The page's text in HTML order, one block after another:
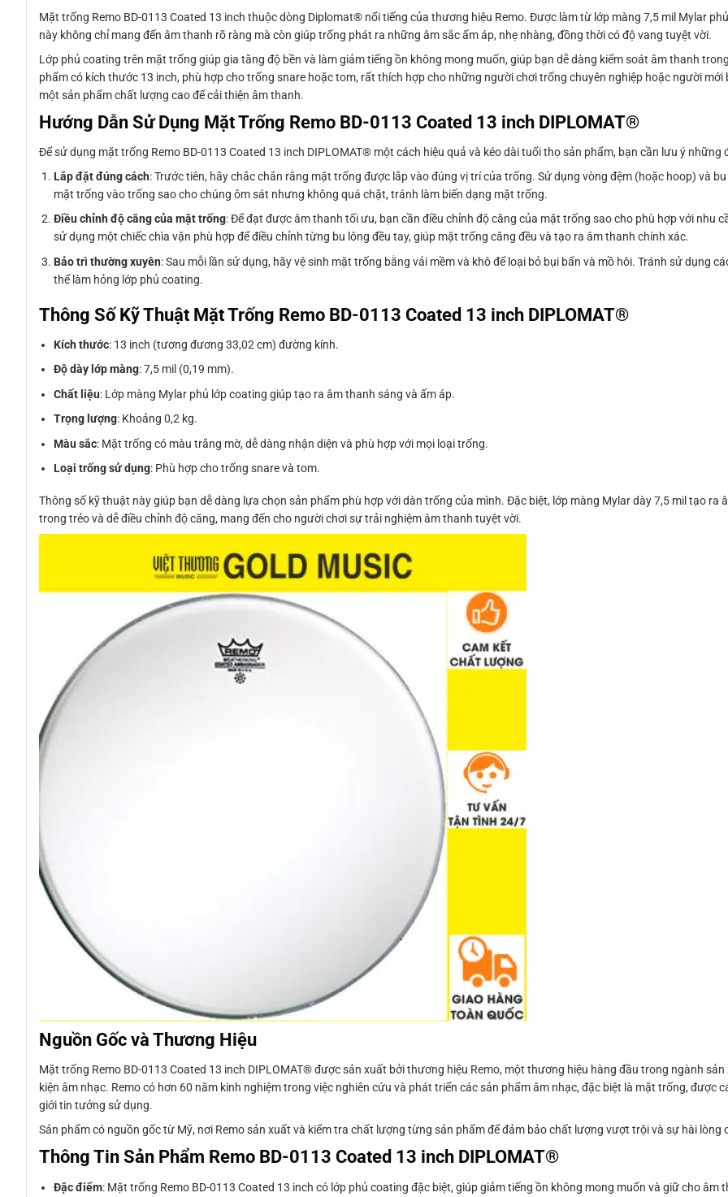
Mặt trống Remo BD-0113 Coated 13 inch thuộc dòng Diplomat® nổi tiếng của thương hiệu Remo. Được làm từ lớp màng 7,5 mil Mylar
này không chỉ mang đến âm thanh rõ ràng mà còn giúp trống phát ra những âm sắc ấm áp, nhẹ nhàng, đồng thời có độ vang tuyệt vời.
Lớp phủ coating trên mặt trống giúp gia tăng độ bền và làm giảm tiếng ồn không mong muốn, giúp bạn dễ dàng kiểm soát âm thanh
phẩm có kích thước 13 inch, phù hợp cho trống snare hoặc tom, rất thích hợp cho những người chơi trống chuyên nghiệp hoặc người mới
một sản phẩm chất lượng cao để cải thiện âm thanh.
Hướng Dẫn Sử Dụng Mặt Trống Remo BD-0113 Coated 13 inch DIPLOMAT®
Để sử dụng mặt trống Remo BD-0113 Coated 13 inch DIPLOMAT® một cách hiệu quả và kéo dài tuổi thọ sản phẩm, bạn cần lưu ý những
Lắp đặt đúng cách: Trước tiên, hãy chắc chắn rằng mặt trống được lắp vào đúng vị trí của trống. Sử dụng vòng đệm (hoặc hoop) và
mặt trống vào trống sao cho chúng ôm sát nhưng không quá chặt, tránh làm biến dạng mặt trống.
Điều chỉnh độ căng của mặt trống: Để đạt được âm thanh tối ưu, bạn cần điều chỉnh độ căng của mặt trống sao cho phù hợp với nhu
sử dụng một chiếc chìa vặn phù hợp để điều chỉnh từng bu lông đều tay, giúp mặt trống căng đều và tạo ra âm thanh chính xác.
Bảo trì thường xuyên: Sau mỗi lần sử dụng, hãy vệ sinh mặt trống bằng vải mềm và khô để loại bỏ bụi bẩn và mồ hôi. Tránh sử dụng
thể làm hỏng lớp phủ coating.
Thông Số Kỹ Thuật Mặt Trống Remo BD-0113 Coated 13 inch DIPLOMAT®
Kích thước: 13 inch (tương đương 33,02 cm) đường kính.
Độ dày lớp màng: 7,5 mil (0,19 mm).
Chất liệu: Lớp màng Mylar phủ lớp coating giúp tạo ra âm thanh sáng và ấm áp.
Trọng lượng: Khoảng 0,2 kg.
Màu sắc: Mặt trống có màu trắng mờ, dễ dàng nhận diện và phù hợp với mọi loại trống.
Loại trống sử dụng: Phù hợp cho trống snare và tom.
Thông số kỹ thuật này giúp bạn dễ dàng lựa chọn sản phẩm phù hợp với dàn trống của mình. Đặc biệt, lớp màng Mylar dày 7,5 mil tạo ra
trong trẻo và dễ điều chỉnh độ căng, mang đến cho người chơi sự trải nghiệm âm thanh tuyệt vời.
Nguồn Gốc và Thương Hiệu
Mặt trống Remo BD-0113 Coated 13 inch DIPLOMAT® được sản xuất bởi thương hiệu Remo, một thương hiệu hàng đầu trong ngành
kiện âm nhạc. Remo có hơn 60 năm kinh nghiệm trong việc nghiên cứu và phát triển các sản phẩm âm nhạc, đặc biệt là mặt trống, được
giới tin tưởng sử dụng.
Sản phẩm có nguồn gốc từ Mỹ, nơi Remo sản xuất và kiểm tra chất lượng từng sản phẩm để đảm bảo chất lượng vượt trội và sự hài lòng
Thông Tin Sản Phẩm Remo BD-0113 Coated 13 inch DIPLOMAT®
Đặc điểm: Mặt trống Remo BD-0113 Coated 13 inch có lớp phủ coating đặc biệt, giúp giảm tiếng ồn không mong muốn và giữ cho âm